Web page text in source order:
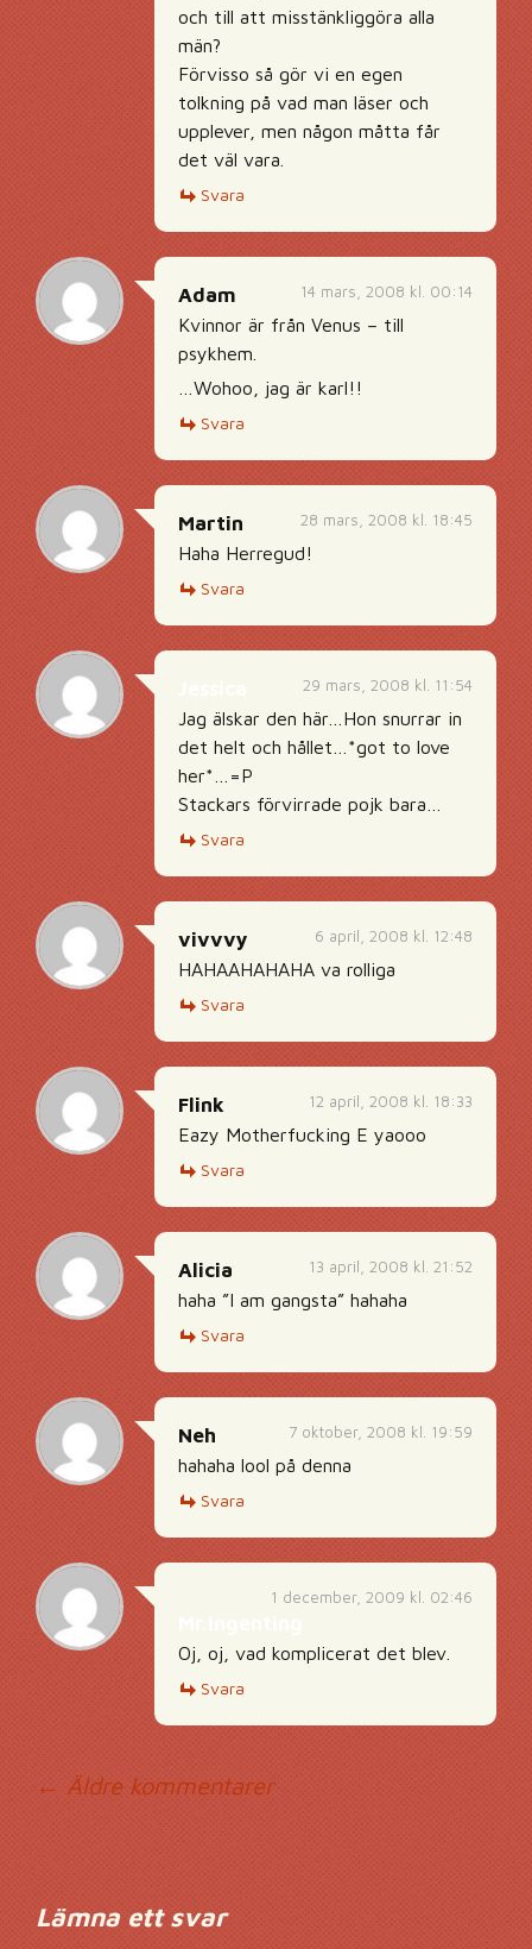
och till att misstänkliggöra alla
män?
Förvisso så gör vi en egen
tolkning på vad man läser och
upplever, men någon måtta får
det väl vara.
Svara
14 mars, 2008 kl. 00:14
Adam
Kvinnor är från Venus – till
psykhem.
…Wohoo, jag är karl!!
Svara
28 mars, 2008 kl. 18:45
Martin
Haha Herregud!
Svara
29 mars, 2008 kl. 11:54
Jag älskar den här…Hon snurrar in
det helt och hållet…*got to love
her*…=P
Stackars förvirrade pojk bara…
Svara
6 april, 2008 kl. 12:48
vivvvy
HAHAAHAHAHA va rolliga
Svara
12 april, 2008 kl. 18:33
Flink
Eazy Motherfucking E yaooo
Svara
13 april, 2008 kl. 21:52
Alicia
haha ”I am gangsta” hahaha
Svara
7 oktober, 2008 kl. 19:59
Neh
hahaha lool på denna
Svara
1 december, 2009 kl. 02:46
Oj, oj, vad komplicerat det blev.
Svara
← Äldre kommentarer
Lämna ett svar